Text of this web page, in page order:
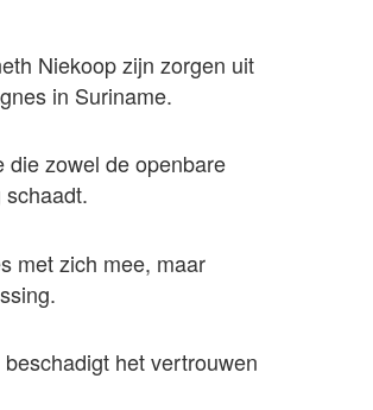
Niekoop zijn zorgen uit
in Suriname.
die zowel de openbare
met zich mee, maar
het vertrouwen